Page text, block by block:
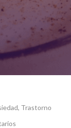
, Trastorno